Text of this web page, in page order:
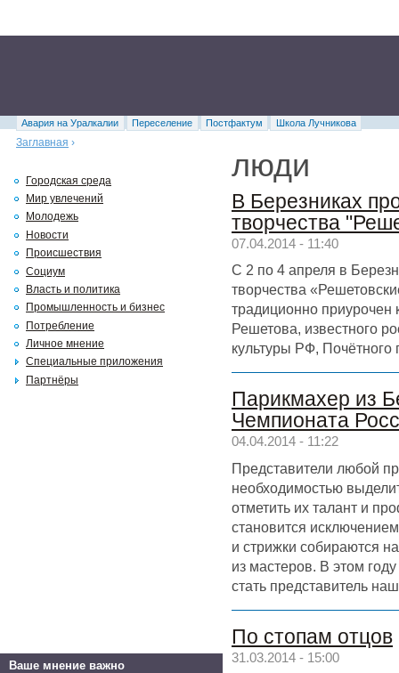
Авария на Уралкалии Переселение Постфактум
Школа Лучникова
Заглавная ›
люди
В Березниках
творчества
07.04.2014 - 11:40
С 2 по 4 апреля в
творчества
традиционно
Решетова, известного
культуры РФ, Почётного
Парикмахер из
Чемпионата
04.04.2014 - 11:22
Представители любой
необходимостью
отметить их талант и
становится
и стрижки собираются
из мастеров. В этом
стать представитель
По стопам отцов
31.03.2014 - 15:00
Городская среда
Мир увлечений
Молодежь
Новости
Происшествия
Социум
Власть и политика
Промышленность и бизнес
Потребление
Личное мнение
Специальные приложения
Партнёры
Ваше мнение важно